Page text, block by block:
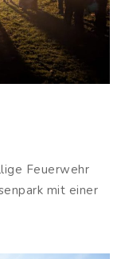
Feuerwehr
mit einer